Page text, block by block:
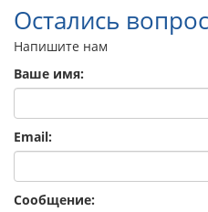
Остались
Напишите нам
Ваше имя:
Email:
Сообщение: